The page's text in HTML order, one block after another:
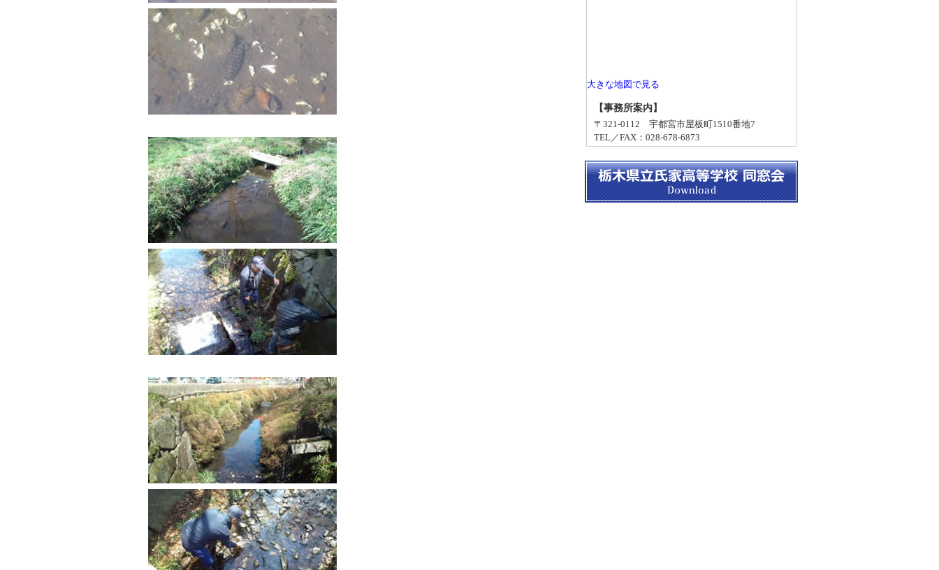
大きな地図で見る
【事務所案内】
〒321-0112 宇都宮市屋板町1510番地7
TEL／FAX：028-678-6873